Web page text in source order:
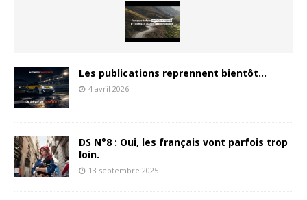
Les publications reprennent bientôt…
4 avril 2026
DS N°8 : Oui, les français vont parfois trop
loin.
13 septembre 2025